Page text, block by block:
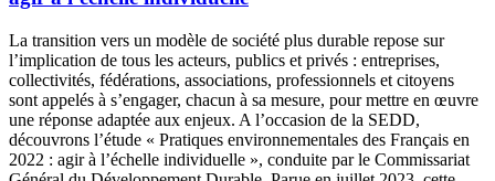
La transition vers un modèle de société plus durable repose sur
l’implication de tous les acteurs, publics et privés : entreprises,
collectivités, fédérations, associations, professionnels et citoyens
sont appelés à s’engager, chacun à sa mesure, pour mettre en œuvre
une réponse adaptée aux enjeux. A l’occasion de la SEDD,
découvrons l’étude « Pratiques environnementales des Français en
2022 : agir à l’échelle individuelle », conduite par le Commissariat